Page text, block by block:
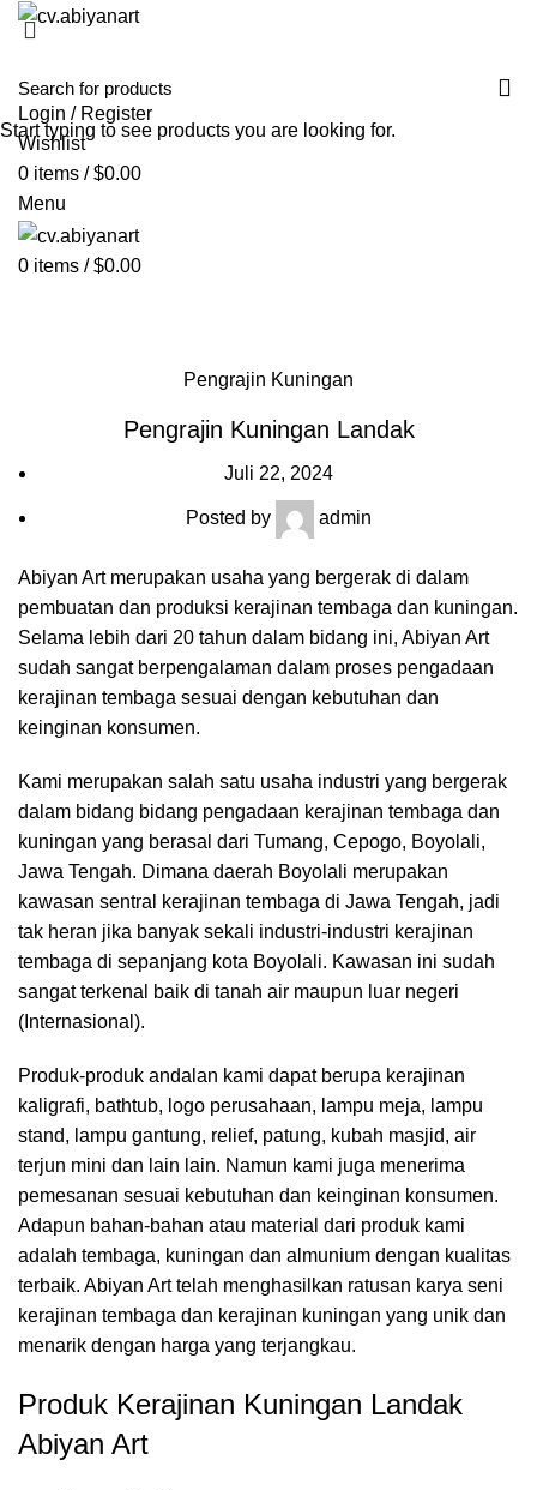
INSTAGRAM ABIYAN ART
Login / Register
Wishlist
0 items / $0.00
Menu
0 items / $0.00
Pengrajin Kuningan
Pengrajin Kuningan Landak
Juli 22, 2024
Posted by admin
Abiyan Art merupakan usaha yang bergerak di dalam
pembuatan dan produksi kerajinan tembaga dan kuningan.
Selama lebih dari 20 tahun dalam bidang ini, Abiyan Art
sudah sangat berpengalaman dalam proses pengadaan
kerajinan tembaga sesuai dengan kebutuhan dan
keinginan konsumen.
Kami merupakan salah satu usaha industri yang bergerak
dalam bidang bidang pengadaan kerajinan tembaga dan
kuningan yang berasal dari Tumang, Cepogo, Boyolali,
Jawa Tengah. Dimana daerah Boyolali merupakan
kawasan sentral kerajinan tembaga di Jawa Tengah, jadi
tak heran jika banyak sekali industri-industri kerajinan
tembaga di sepanjang kota Boyolali. Kawasan ini sudah
sangat terkenal baik di tanah air maupun luar negeri
(Internasional).
Produk-produk andalan kami dapat berupa kerajinan
kaligrafi, bathtub, logo perusahaan, lampu meja, lampu
stand, lampu gantung, relief, patung, kubah masjid, air
terjun mini dan lain lain. Namun kami juga menerima
pemesanan sesuai kebutuhan dan keinginan konsumen.
Adapun bahan-bahan atau material dari produk kami
adalah tembaga, kuningan dan almunium dengan kualitas
terbaik. Abiyan Art telah menghasilkan ratusan karya seni
kerajinan tembaga dan kerajinan kuningan yang unik dan
menarik dengan harga yang terjangkau.
Produk Kerajinan Kuningan Landak
Abiyan Art
Start typing to see products you are looking for.